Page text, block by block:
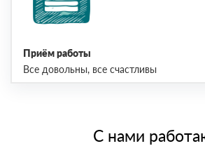
Приём работы
Все довольны, все счастливы
С нами